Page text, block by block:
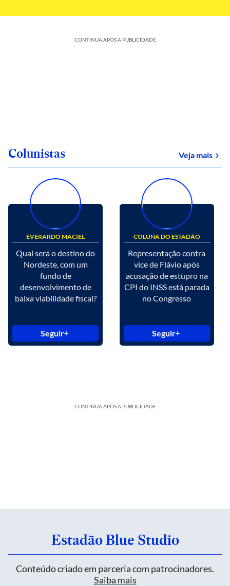
CONTINUA APÓS A PUBLICIDADE
Colunistas Veja mais
EVERARDO MACIEL
Qual será o destino do
Nordeste, com um
fundo de
desenvolvimento de
baixa viabilidade fiscal?
Seguir
COLUNA DO ESTADÃO
Representação contra
vice de Flávio após
acusação de estupro na
CPI do INSS está parada
no Congresso
Seguir
CONTINUA APÓS A PUBLICIDADE
Estadão Blue Studio
Conteúdo criado em parceria com patrocinadores.
Saiba mais